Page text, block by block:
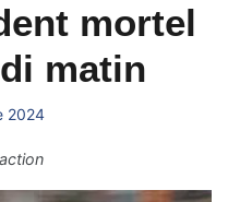
mortel
matin
2024